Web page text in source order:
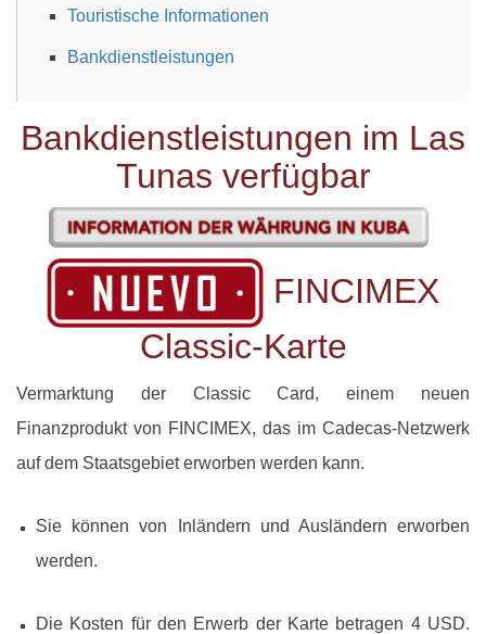
Touristische Informationen
Bankdienstleistungen
Bankdienstleistungen im Las
Tunas verfügbar
FINCIMEX
Classic-Karte
Vermarktung der Classic Card, einem neuen
Finanzprodukt von FINCIMEX, das im Cadecas-Netzwerk
auf dem Staatsgebiet erworben werden kann.
Sie können von Inländern und Ausländern erworben
werden.
Die Kosten für den Erwerb der Karte betragen 4 USD.